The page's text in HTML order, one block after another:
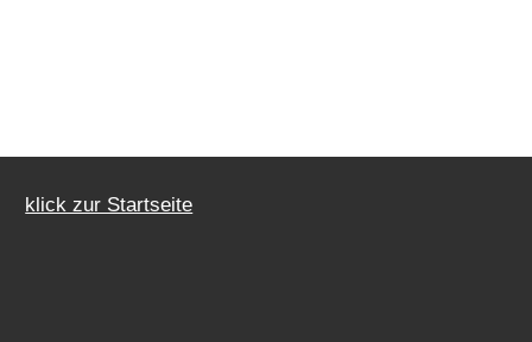
klick zur Startseite